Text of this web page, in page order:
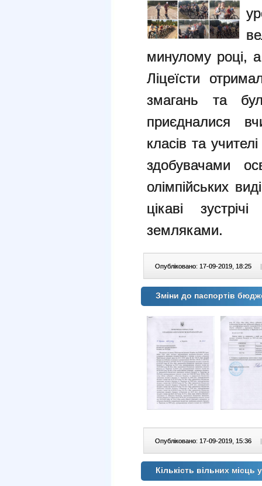
минулому році,
Ліцеїсти
змагань та
приєдналися
класів та
здобувачами
олімпійських
цікаві
земляками.
Опубліковано: 17-09-2019, 18:25 |
Зміни до паспортів
Опубліковано: 17-09-2019, 15:36 |
Кількість вільних